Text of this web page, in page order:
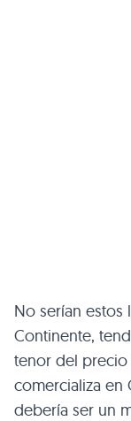
No serían
Continente,
tenor del precio
comercializa en
debería ser un